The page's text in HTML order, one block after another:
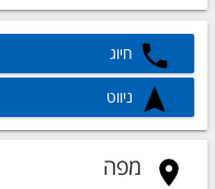
חיוג
ניווט
מפה